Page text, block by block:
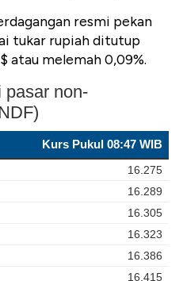
resmi pekan
tukar rupiahditutup
atau melemah 0,09%.